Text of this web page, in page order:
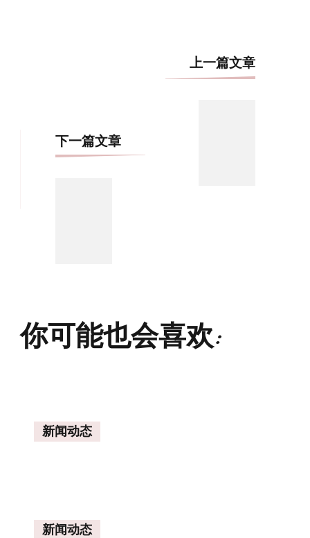
上一篇文章
下一篇文章
你可能也会喜欢:
新闻动态
新闻动态